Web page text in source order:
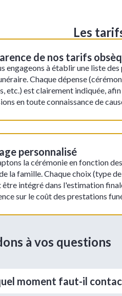
Les
de nos tarifs
engageons à établir une liste
Chaque dépense
etc.) est clairement indiquée,
en toute connaissance de
personnalisé
la cérémonie en fonction
la famille. Chaque choix (type
être intégré dans l'estimation
sur le coût des prestations
à vos questions
moment faut-il